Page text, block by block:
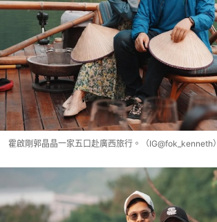
霍啟剛郭晶晶一家五口赴廣西旅行。（IG@fok_kenneth）